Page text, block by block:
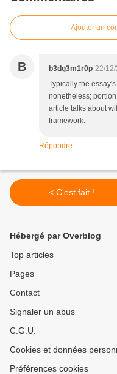
Ajouter un
B b3dg3m1r0p 22/
Typically the
nonetheless;
article talks about
framework.
Répondre
< C'est fait !
Hébergé par Overblog
Top articles
Pages
Contact
Signaler un abus
C.G.U.
Cookies et données
Préférences cookies